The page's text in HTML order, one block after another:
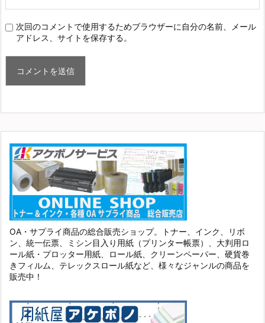
次回のコメントで使用するためブラウザーに自分の名前、メール
アドレス、サイトを保存する。
OA・サプライ商品の総合販売ショップ。トナー、インク、リボ
ン、統一伝票、ミシン目入り用紙（プリンター帳票）、大判用ロ
ール紙・プロッター用紙、ロール紙、クリーンペーパー、硬貨巻
きフィルム、テレックスロール紙など、様々なジャンルの商品を
販売中！